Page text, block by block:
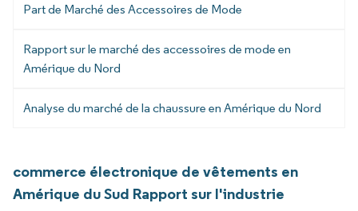
Part de Marché des Accessoires de Mode
Rapport sur le marché des accessoires de mode en
Amérique du Nord
Analyse du marché de la chaussure en Amérique du Nord
commerce électronique de vêtements en
Amérique du Sud Rapport sur l'industrie